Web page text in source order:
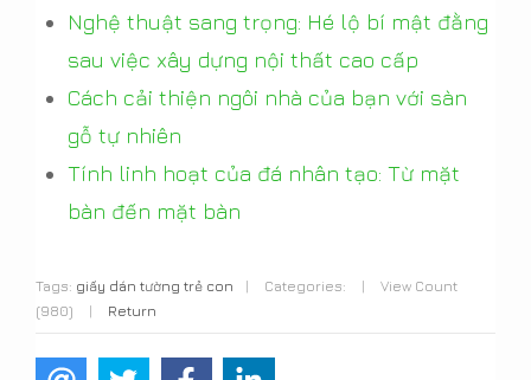
Nghệ thuật sang trọng: Hé lộ bí mật đằng
sau việc xây dựng nội thất cao cấp
Cách cải thiện ngôi nhà của bạn với sàn
gỗ tự nhiên
Tính linh hoạt của đá nhân tạo: Từ mặt
bàn đến mặt bàn
Tags: giấy dán tường trẻ con | Categories: |
View Count
(980)
| Return